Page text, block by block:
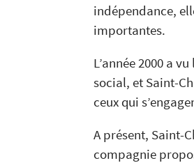
indépendance,
importantes.
L’année 2000 a
social, et Saint-
ceux qui
A présent, Saint-
compagnie